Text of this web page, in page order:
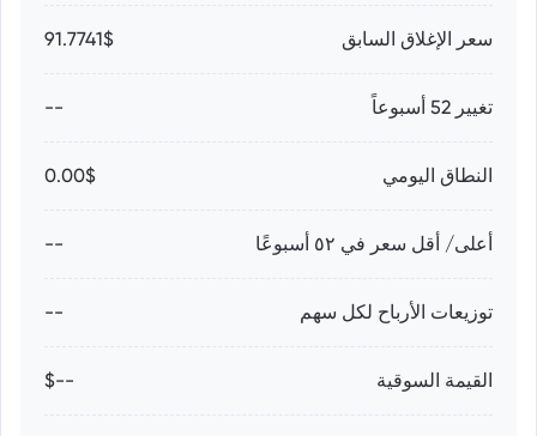
سعر الإغلاق السابق 91.7741$
تغيير 52 أسبوعاً --
النطاق اليومي 0.00$
أعلى/ أقل سعر في ٥٢ أسبوعًا --
توزيعات الأرباح لكل سهم --
القيمة السوقية --$